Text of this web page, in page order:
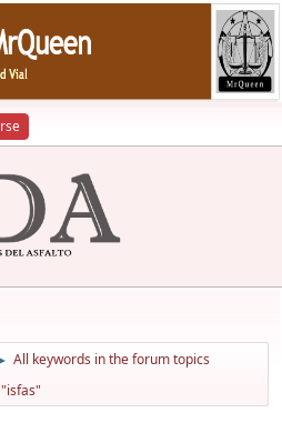
► All keywords in the forum topics